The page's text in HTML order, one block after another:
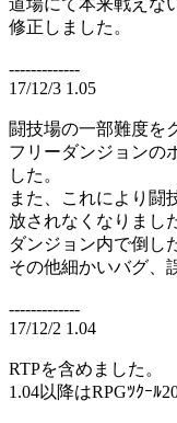
道場にて本来戦えな
修正しました。
-------------
17/12/3 1.05
闘技場の一部難度を
フリーダンジョンの
した。
また、これにより闘
放されなくなりまし
ダンジョン内で倒し
その他細かいバグ、
-------------
17/12/2 1.04
RTPを含めました。
1.04以降はRPGﾂｸｰﾙ